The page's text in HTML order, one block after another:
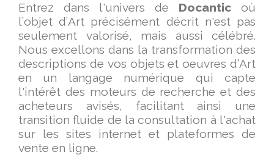
Entrez dans l'univers de Docantic où
l’objet d’Art précisément décrit n'est pas
seulement valorisé, mais aussi célébré.
Nous excellons dans la transformation des
descriptions de vos objets et oeuvres d’Art
en un langage numérique qui capte
l'intérêt des moteurs de recherche et des
acheteurs avisés, facilitant ainsi une
transition fluide de la consultation à l'achat
sur les sites internet et plateformes de
vente en ligne.